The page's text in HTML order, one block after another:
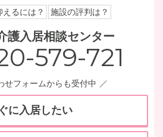
えるには？ 施設の評判は？
護入居相談センター
579-721
せフォームからも受付中
に入居したい